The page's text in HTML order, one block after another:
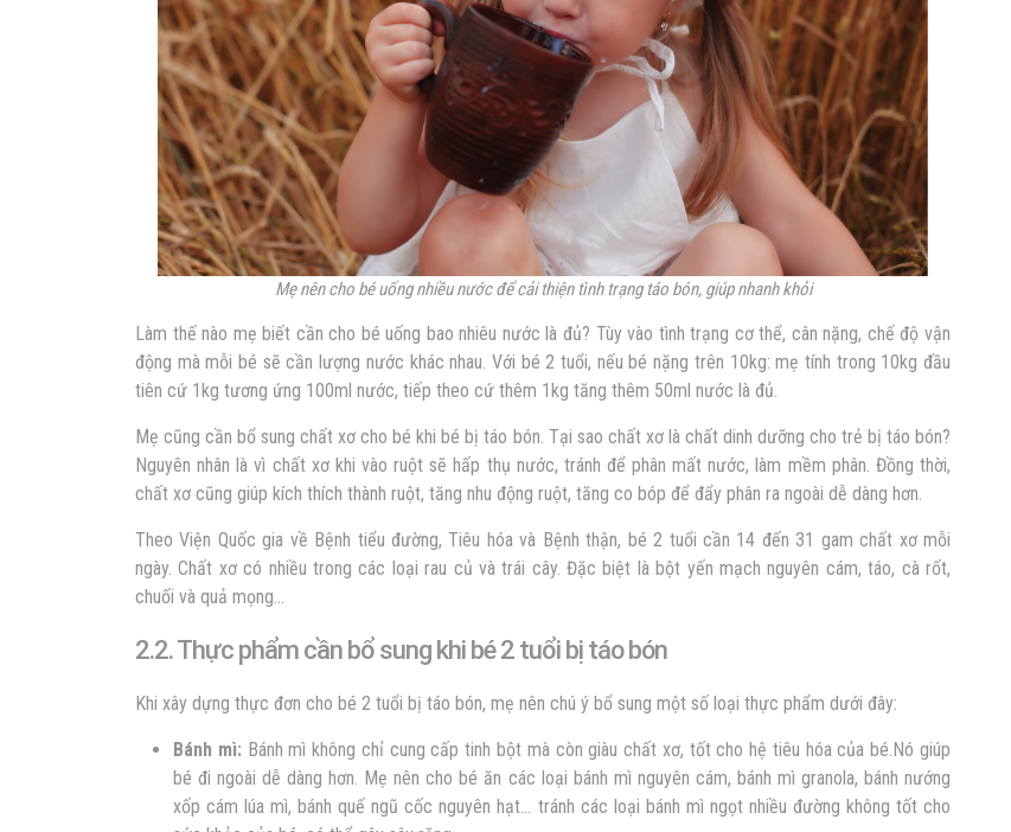
Mẹ nên cho bé uống nhiều nước để cải thiện tình trạng táo bón, giúp nhanh khỏi
Làm thế nào mẹ biết cần cho bé uống bao nhiêu nước là đủ? Tùy vào tình trạng cơ thể, cân nặng, chế độ vận
động mà mỗi bé sẽ cần lượng nước khác nhau. Với bé 2 tuổi, nếu bé nặng trên 10kg: mẹ tính trong 10kg đầu
tiên cứ 1kg tương ứng 100ml nước, tiếp theo cứ thêm 1kg tăng thêm 50ml nước là đủ.
Mẹ cũng cần bổ sung chất xơ cho bé khi bé bị táo bón. Tại sao chất xơ là chất dinh dưỡng cho trẻ bị táo bón?
Nguyên nhân là vì chất xơ khi vào ruột sẽ hấp thụ nước, tránh để phân mất nước, làm mềm phân. Đồng thời,
chất xơ cũng giúp kích thích thành ruột, tăng nhu động ruột, tăng co bóp để đẩy phân ra ngoài dễ dàng hơn.
Theo Viện Quốc gia về Bệnh tiểu đường, Tiêu hóa và Bệnh thận, bé 2 tuổi cần 14 đến 31 gam chất xơ mỗi
ngày. Chất xơ có nhiều trong các loại rau củ và trái cây. Đặc biệt là bột yến mạch nguyên cám, táo, cà rốt,
chuối và quả mọng…
2.2. Thực phẩm cần bổ sung khi bé 2 tuổi bị táo bón
Khi xây dựng thực đơn cho bé 2 tuổi bị táo bón, mẹ nên chú ý bổ sung một số loại thực phẩm dưới đây:
Bánh mì: Bánh mì không chỉ cung cấp tinh bột mà còn giàu chất xơ, tốt cho hệ tiêu hóa của bé.Nó giúp
bé đi ngoài dễ dàng hơn. Mẹ nên cho bé ăn các loại bánh mì nguyên cám, bánh mì granola, bánh nướng
xốp cám lúa mì, bánh quế ngũ cốc nguyên hạt… tránh các loại bánh mì ngọt nhiều đường không tốt cho